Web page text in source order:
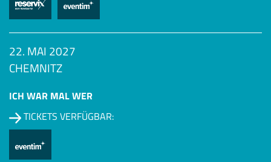
22. MAI 2027
CHEMNITZ
ICH WAR MAL WER
TICKETS VERFÜGBAR: